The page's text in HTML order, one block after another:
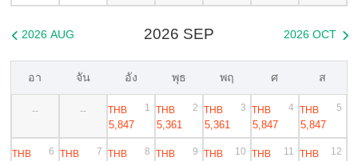
2026 SEP
 2026 AUG 2026 OCT 
อา จัน อัง พุธ พฤ ศ ส
-- -- THB
5,847
1 THB
5,361
2 THB
5,361
3 THB
5,847
4 THB
5,847
5
THB 6 THB 7 THB 8 THB 9 THB 10 THB 11 THB 12